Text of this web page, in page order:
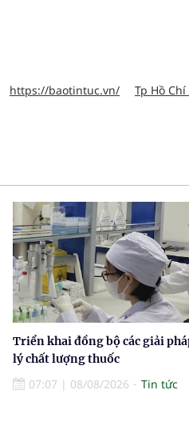
https://baotintuc.vn/ Tp Hồ
Triển khai đồng bộ các giải
lý chất lượng thuốc
07:07 | 08/08/2026 Tin tức